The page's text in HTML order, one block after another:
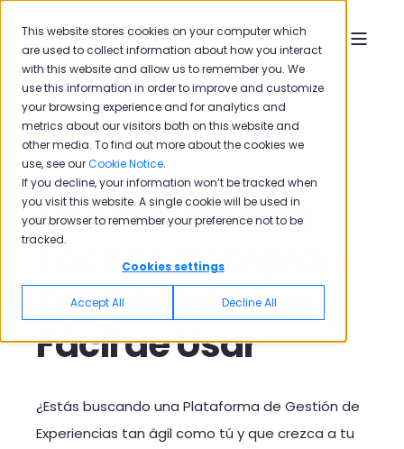
This website stores cookies on your computer which
are used to collect information about how you interact
with this website and allow us to remember you. We
use this information in order to improve and customize
your browsing experience and for analytics and
metrics about our visitors both on this website and
other media. To find out more about the cookies we
use, see ourCookie Notice.
If you decline, your information won’t be tracked when
you visit this website. A single cookie will be used in
your browser to remember your preference not to be
tracked.
Cookies settings
Accept All Decline All
Pisano Vs. Medallia
Una Plataforma
Fácil de Comprar,
Fácil de Integrar y
Fácil de Usar
¿Estás buscando una Plataforma de Gestión de
Experiencias tan ágil como tú y que crezca a tu